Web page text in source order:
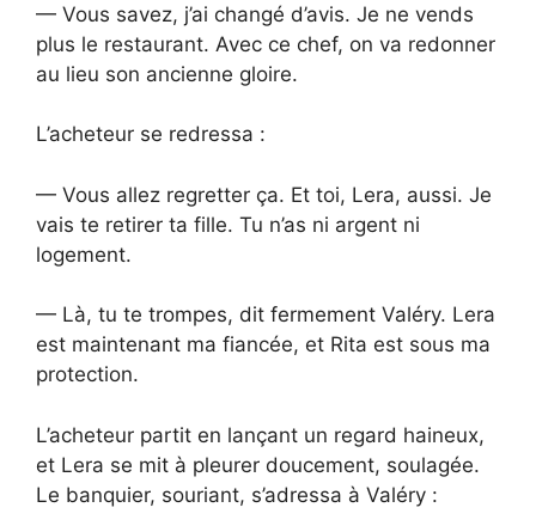
— Vous savez, j’ai changé d’avis. Je ne vends
plus le restaurant. Avec ce chef, on va redonner
au lieu son ancienne gloire.
L’acheteur se redressa :
— Vous allez regretter ça. Et toi, Lera, aussi. Je
vais te retirer ta fille. Tu n’as ni argent ni
logement.
— Là, tu te trompes, dit fermement Valéry. Lera
est maintenant ma fiancée, et Rita est sous ma
protection.
L’acheteur partit en lançant un regard haineux,
et Lera se mit à pleurer doucement, soulagée.
Le banquier, souriant, s’adressa à Valéry :